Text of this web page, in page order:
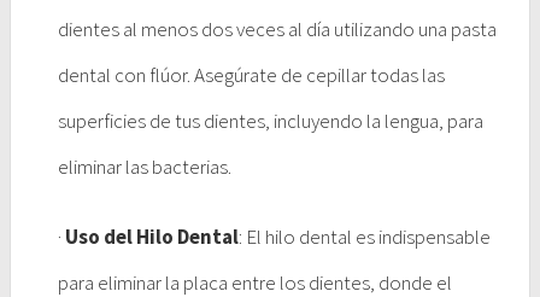
dientes al menos dos veces al día utilizando una pasta
dental con flúor. Asegúrate de cepillar todas las
superficies de tus dientes, incluyendo la lengua, para
eliminar las bacterias.
· Uso del Hilo Dental: El hilo dental es indispensable
para eliminar la placa entre los dientes, donde el